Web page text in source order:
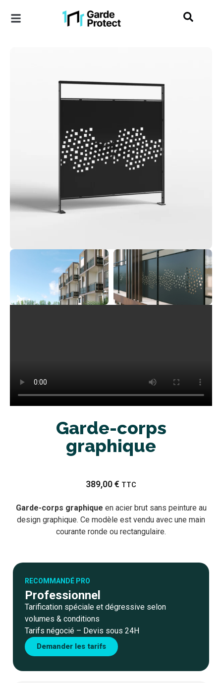
Garde-corps
graphique
389,00€ TTC
Garde-corps graphique en acier brut sans peinture au
design graphique. Ce modèle est vendu avec une main
courante ronde ou rectangulaire.
RECOMMANDÉ PRO
Professionnel
Tarification spéciale et dégressive selon
volumes & conditions
Tarifs négocié – Devis sous 24H
Demander les tarifs